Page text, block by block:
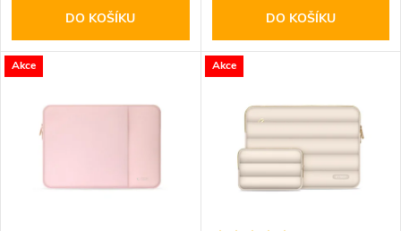
d
u
o
d
DO KOŠÍKU DO KOŠÍKU
Akce Akce